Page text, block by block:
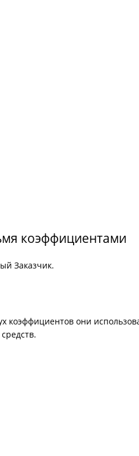
коэффициентами
Заказчик.
они